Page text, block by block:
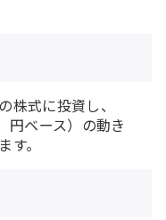
株式に投資し、
円ベース）の動き
す。